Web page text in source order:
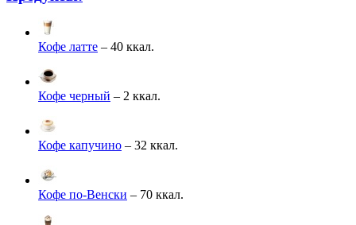
Кофе латте – 40 ккал.
Кофе черный – 2 ккал.
Кофе капучино – 32 ккал.
Кофе по-Венски – 70 ккал.